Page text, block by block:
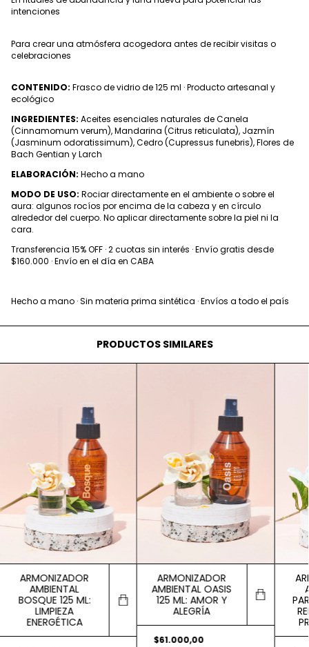
intenciones
Para crear una atmósfera acogedora antes de recibir visitas o
celebraciones
CONTENIDO: Frasco de vidrio de 125 ml · Producto artesanal y
ecológico
INGREDIENTES: Aceites esenciales naturales de Canela
(Cinnamomum verum), Mandarina (Citrus reticulata), Jazmín
(Jasminum odoratissimum), Cedro (Cupressus funebris), Flores de
Bach Gentian y Larch
ELABORACIÓN: Hecho a mano
MODO DE USO: Rociar directamente en el ambiente o sobre el
aura: algunos rocíos por encima de la cabeza y en círculo
alrededor del cuerpo. No aplicar directamente sobre la piel ni la
cara.
Transferencia 15% OFF · 2 cuotas sin interés · Envío gratis desde
$160.000 · Envío en el día en CABA
Hecho a mano · Sin materia prima sintética · Envíos a todo el país
PRODUCTOS SIMILARES
ARMONIZADOR
AMBIENTAL
BOSQUE 125 ML:
LIMPIEZA
ENERGÉTICA
ARMONIZADOR
AMBIENTAL OASIS
125 ML: AMOR Y
ALEGRÍA
$61.000,00